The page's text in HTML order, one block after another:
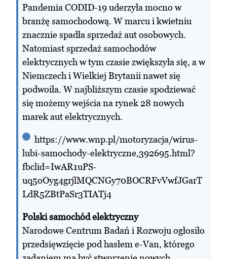
Pandemia CODID-19 uderzyła mocno w
branżę samochodową. W marcu i kwietniu
znacznie spadła sprzedaż aut osobowych.
Natomiast sprzedaż samochodów
elektrycznych w tym czasie zwiększyła się, a w
Niemczech i Wielkiej Brytanii nawet się
podwoiła. W najbliższym czasie spodziewać
się możemy wejścia na rynek 28 nowych
marek aut elektrycznych.
https://www.wnp.pl/motoryzacja/wirus-
lubi-samochody-elektryczne,392695.html?
fbclid=IwAR1uPS-
uq5oOyg4grjlMQCNGy70BOCRFvVwfJGarT
LdR5ZBtPaSr3TIATj4
Polski samochód elektryczny
Narodowe Centrum Badań i Rozwoju ogłosiło
przedsięwzięcie pod hasłem e-Van, którego